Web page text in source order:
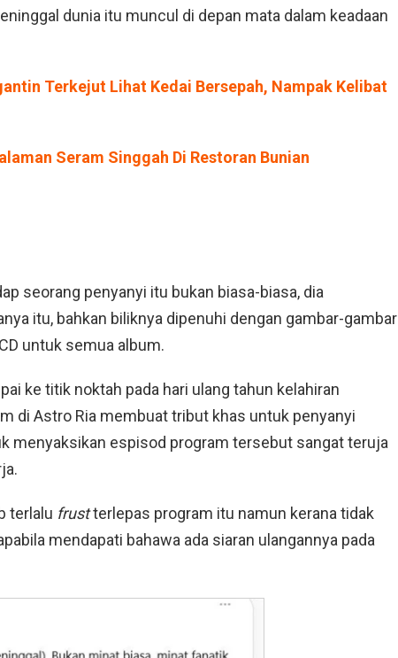
dunia itu muncul di depan mata dalam keadaan
Terkejut Lihat Kedai Bersepah, Nampak Kelibat
Seram Singgah Di Restoran Bunian
seorang penyanyi itu bukan biasa-biasa, dia
itu, bahkan biliknya dipenuhi dengan gambar-gambar
untuk semua album.
ke titik noktah pada hari ulang tahun kelahiran
di Astro Ria membuat tribut khas untuk penyanyi
menyaksikan espisod program tersebut sangat teruja
terlalu frustterlepas program itu namun kerana tidak
mendapati bahawa ada siaran ulangannya pada